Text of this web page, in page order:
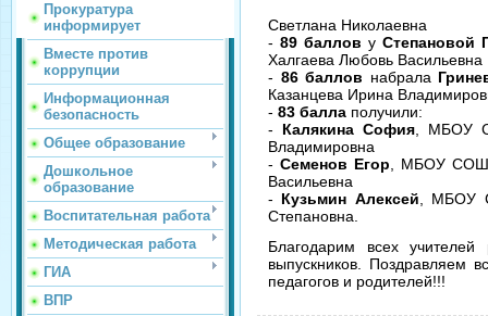
Прокуратура
информирует
Вместе против
коррупции
Информационная
безопасность
Общее образование
Дошкольное
образование
Воспитательная работа
Методическая работа
ГИА
ВПР
Светлана Николаевна
- 89 баллов у Степановой
Халгаева Любовь Васильевна
- 86 баллов набрала
Казанцева Ирина
- 83 балла получили:
- Калякина София , МБОУ
Владимировна
-Семенов Егор , МБОУ
Васильевна
- Кузьмин Алексей , МБОУ
Степановна.
Благодарим всех
выпускников. Поздравляем
педагогов и родителей!!!